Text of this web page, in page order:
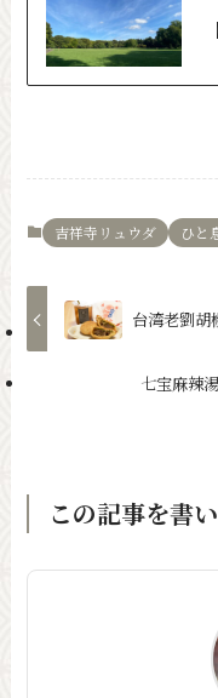
吉祥寺リュウダ ひと
台湾老劉胡
七宝麻辣
この記事を書